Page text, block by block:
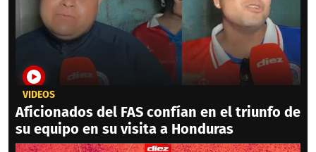
VIDEOS
Aficionados del FAS confían en el triunfo de
su equipo en su visita a Honduras